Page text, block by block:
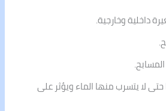
داخلية وخارجية.
حتى لا يتسرب منها الماء ويؤثر على